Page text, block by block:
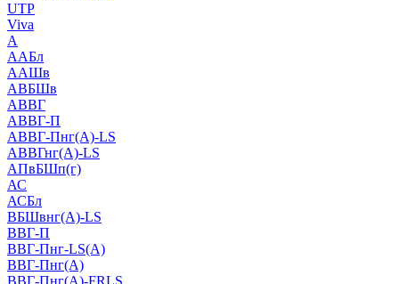
UTP
Viva
А
ААБл
ААШв
АВБШв
АВВГ
АВВГ-П
АВВГ-Пнг(А)-LS
АВВГнг(А)-LS
АПвБШп(г)
АС
АСБл
ВБШвнг(А)-LS
ВВГ-П
ВВГ-Пнг-LS(А)
ВВГ-Пнг(А)
ВВГ-Пнг(А)-FRLS